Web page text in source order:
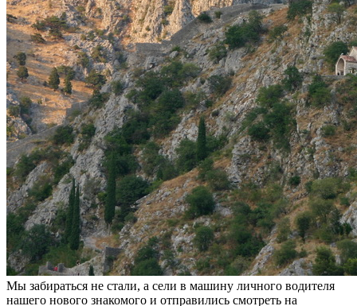
Мы забираться не стали, а сели в машину личного водителя
нашего нового знакомого и отправились смотреть на